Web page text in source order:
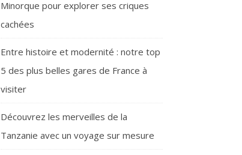
Minorque pour explorer ses criques
cachées
Entre histoire et modernité : notre top
5 des plus belles gares de France à
visiter
Découvrez les merveilles de la
Tanzanie avec un voyage sur mesure